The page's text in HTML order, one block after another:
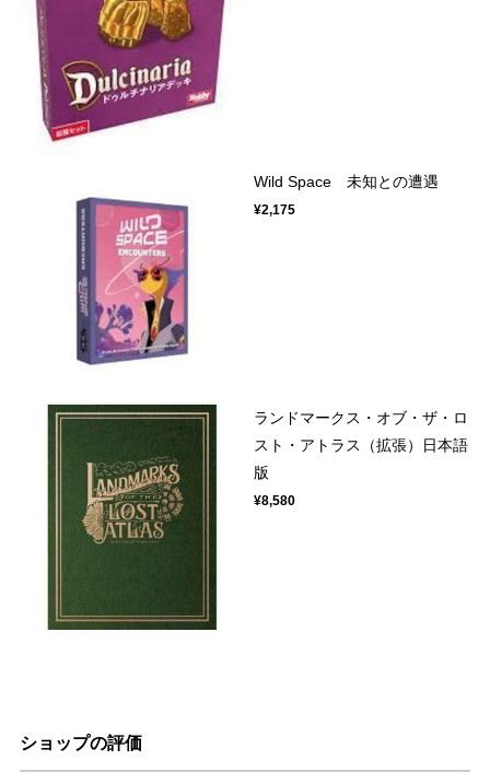
Wild Space 未知との遭遇
¥2,175
ランドマークス・オブ・ザ・ロ
スト・アトラス（拡張）日本語
版
¥8,580
ショップの評価